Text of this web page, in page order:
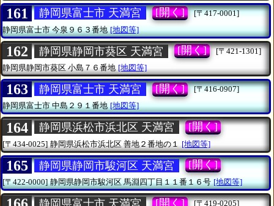
161 静岡県富士市 天満宮 [開く]
[〒417-0001]
静岡県富士市今泉９６３番地 [地図等]
162 静岡県静岡市葵区 天満宮 [開く]
[〒421-1301]
静岡県静岡市葵区小島７６番地 [地図等]
163 静岡県富士市 天満宮 [開く]
[〒416-0907]
静岡県富士市中島２９１番地 [地図等]
164 静岡県浜松市浜北区 天満宮 [開く]
[〒434-0025] 静岡県浜松市浜北区 善地２番地の１ [地図等]
165 静岡県静岡市駿河区 天満宮 [開く]
[〒422-0000] 静岡県静岡市駿河区馬淵四丁目１１番１６号 [地図等]
静岡県富士市 天満宮 [開く] [〒419-0205]